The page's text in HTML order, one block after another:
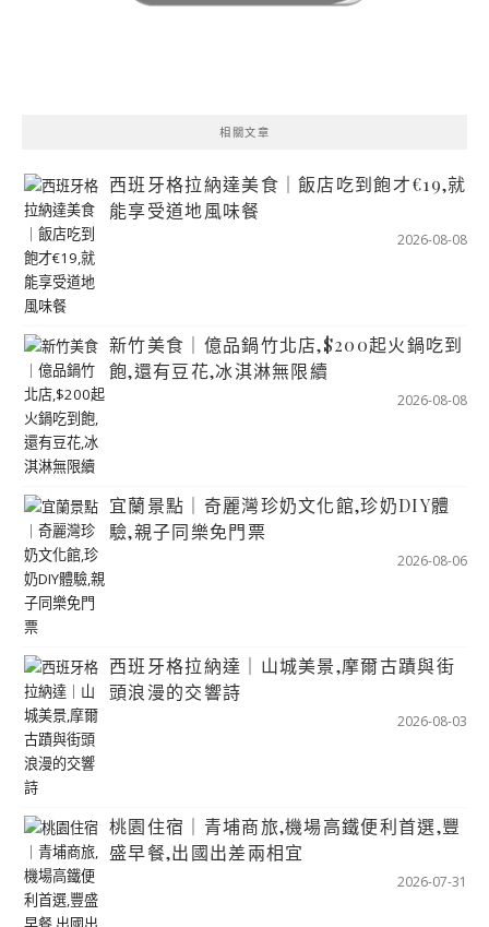
相關文章
西班牙格拉納達美食｜飯店吃到飽才€19,就
能享受道地風味餐
2026-08-08
新竹美食｜億品鍋竹北店,$200起火鍋吃到
飽,還有豆花,冰淇淋無限續
2026-08-08
宜蘭景點｜奇麗灣珍奶文化館,珍奶DIY體
驗,親子同樂免門票
2026-08-06
西班牙格拉納達｜山城美景,摩爾古蹟與街
頭浪漫的交響詩
2026-08-03
桃園住宿｜青埔商旅,機場高鐵便利首選,豐
盛早餐,出國出差兩相宜
2026-07-31